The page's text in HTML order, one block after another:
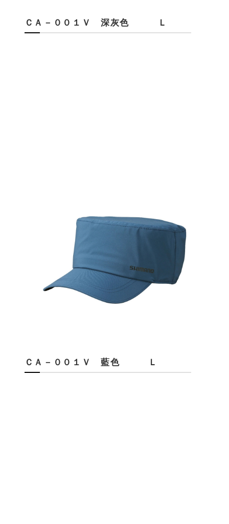
ＣＡ－００１Ｖ 深灰色 Ｌ
ＣＡ－００１Ｖ 藍色 Ｌ